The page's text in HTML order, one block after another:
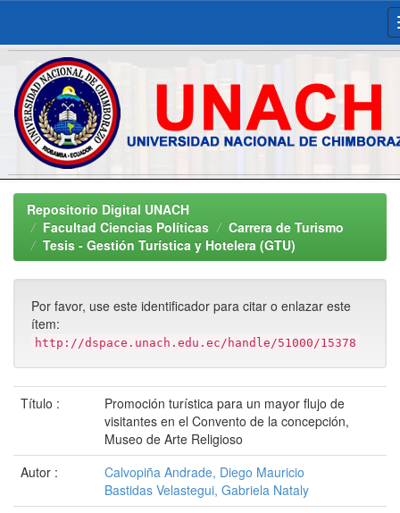
Skip
navigationRepositorio Digital UNACH
Facultad Ciencias Políticas
Carrera de Turismo
Tesis - Gestión Turística y Hotelera (GTU)
Por favor, use este identificador para citar o enlazar este
ítem:
http://dspace.unach.edu.ec/handle/51000/15378
Título :
Promoción turística para un mayor flujo de
visitantes en el Convento de la concepción,
Museo de Arte Religioso
Autor :
Calvopiña Andrade, Diego Mauricio
Bastidas Velastegui, Gabriela Nataly